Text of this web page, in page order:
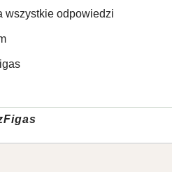
wszystkie odpowiedzi